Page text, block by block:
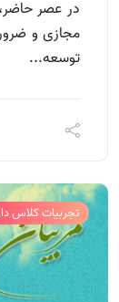
در عصر
مجازی و
توسعه...
تجربیات کلاس